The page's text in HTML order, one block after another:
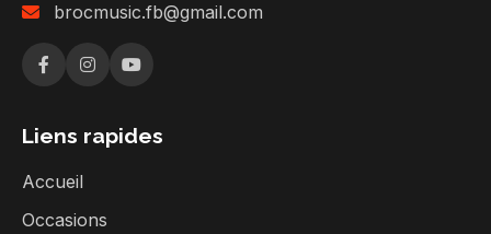
brocmusic.fb@gmail.com
Liens rapides
Accueil
Occasions